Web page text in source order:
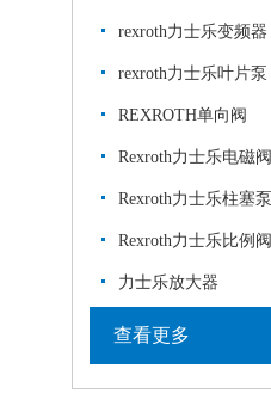
rexroth力士乐变频器
rexroth力士乐叶片泵
REXROTH单向阀
Rexroth力士乐电磁阀
Rexroth力士乐柱塞泵
Rexroth力士乐比例阀
力士乐放大器
查看更多